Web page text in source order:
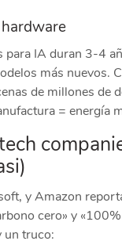
para IA duran 3-4
más nuevos.
de millones de
= energía
y Amazon
cero» y
un truco: